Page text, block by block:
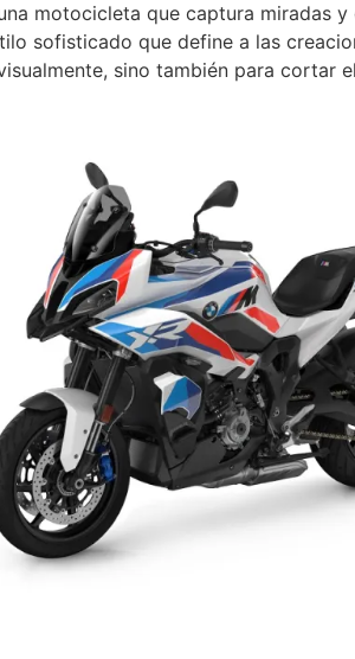
motocicleta que captura miradas
sofisticado que define a las
sino también para cortar